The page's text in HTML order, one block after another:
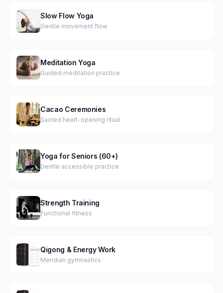
Slow Flow Yoga
Gentle movement flow
Meditation Yoga
Guided meditation practice
Cacao Ceremonies
Sacred heart-opening ritual
Yoga for Seniors (60+)
Gentle accessible practice
Strength Training
Functional fitness
Qigong & Energy Work
Meridian gymnastics